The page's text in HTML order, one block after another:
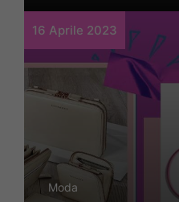
16 Aprile 2023
Moda